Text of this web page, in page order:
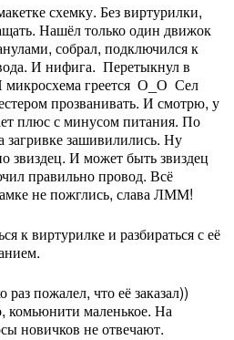
схемку. Без виртурилки,
Нашёл только один движок
собрал, подключился к
И нифига. Перетыкнул в
греется О_О Сел
прозванивать. И смотрю, у
плюс с минусом питания. По
загривке зашивилились. Ну
звиздец. И может быть звиздец
правильно провод. Всё
не пожглись, слава ЛММ!
к виртурилке и разбираться с её
пожалел, что её заказал))
маленькое. На
новичков не отвечают.